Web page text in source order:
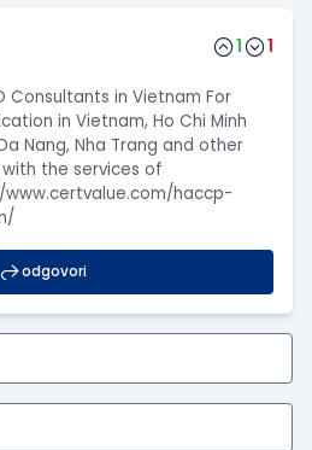
1 1
Consultants in Vietnam For
in Vietnam, Ho Chi Minh
Nang, Nha Trang and other
the services of
haccp-
odgovori